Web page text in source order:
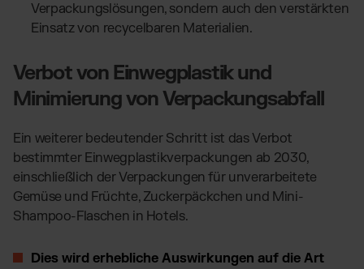
Strato Fulfillment
Alle Integrationen anzeigen
Verpackungslösungen, sondern auch den verstärkten
Einsatz von recycelbaren Materialien.
Verbot von Einwegplastik und
Minimierung von Verpackungsabfall
Ein weiterer bedeutender Schritt ist das Verbot
bestimmter Einwegplastikverpackungen ab 2030,
einschließlich der Verpackungen für unverarbeitete
Gemüse und Früchte, Zuckerpäckchen und Mini-
Shampoo-Flaschen in Hotels.
Dies wird erhebliche Auswirkungen auf die Art